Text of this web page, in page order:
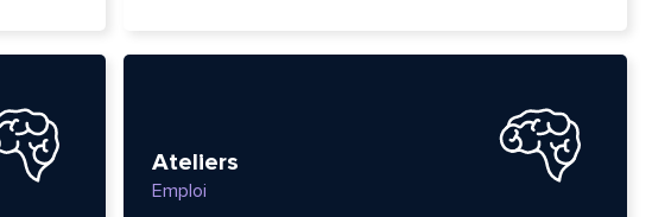
Ateliers
Emploi